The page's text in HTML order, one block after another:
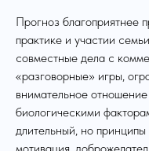
Прогноз благоприятнее
практике и участии
совместные дела с
«разговорные» игры,
внимательное
биологическими
длительный, но принципы